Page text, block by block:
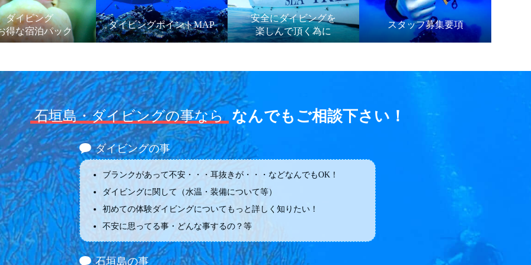
ダイビング
得な宿泊パック
ダイビングポイントMAP
安全にダイビングを
楽しんで頂く為に
スタッフ募集要項
石垣島・ダイビングの事なら なんでもご相談下さい！
ダイビングの事
ブランクがあって不安・・・耳抜きが・・・などなんでもOK！
ダイビングに関して（水温・装備について等）
初めての体験ダイビングについてもっと詳しく知りたい！
不安に思ってる事・どんな事するの？等
石垣島の事